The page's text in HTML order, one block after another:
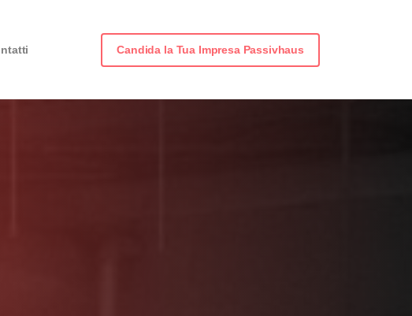
Candida la Tua Impresa Passivhaus